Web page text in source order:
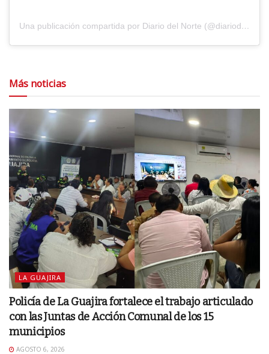
Una publicación compartida por Diario del Norte (@diariodelnorte)
Más noticias
LA GUAJIRA
Policía de La Guajira fortalece el trabajo articulado
con las Juntas de Acción Comunal de los 15
municipios
AGOSTO 6, 2026